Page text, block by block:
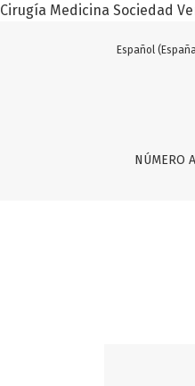
Cirugía Medicina Sociedad
Vol. 75 Núm. 2
NÚMERO
Cambiar el
Español